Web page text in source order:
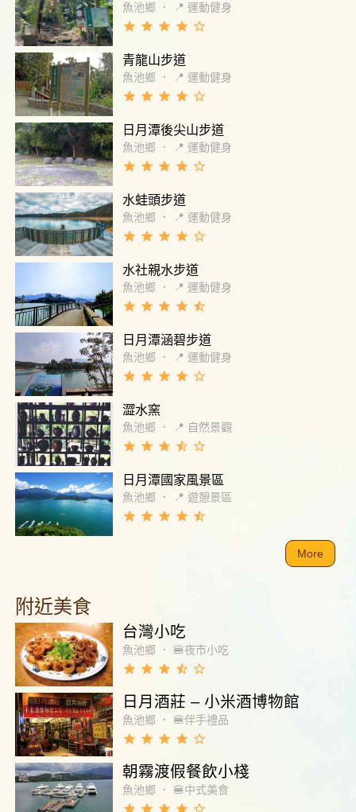
魚池鄉 ． 📍 運動健身
grade grade grade grade star_border
青龍山步道
魚池鄉 ． 📍 運動健身
grade grade grade grade star_border
日月潭後尖山步道
魚池鄉 ． 📍 運動健身
grade grade grade grade star_border
水蛙頭步道
魚池鄉 ． 📍 運動健身
grade grade grade grade star_border
水社親水步道
魚池鄉 ． 📍 運動健身
grade grade grade grade star_half
日月潭涵碧步道
魚池鄉 ． 📍 運動健身
grade grade grade grade star_border
澀水窯
魚池鄉 ． 📍 自然景觀
grade grade grade star_half star_border
日月潭國家風景區
魚池鄉 ． 📍 遊憩景區
grade grade grade grade star_half
More
附近美食
台灣小吃
魚池鄉 ． 🍔夜市小吃
grade grade grade star_half star_border
日月酒莊 – 小米酒博物館
魚池鄉 ． 🍔伴手禮品
grade grade grade grade star_border
朝霧渡假餐飲小棧
魚池鄉 ． 🍔中式美食
grade grade grade grade star_border